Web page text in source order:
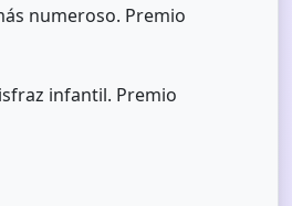
numeroso. Premio
infantil. Premio